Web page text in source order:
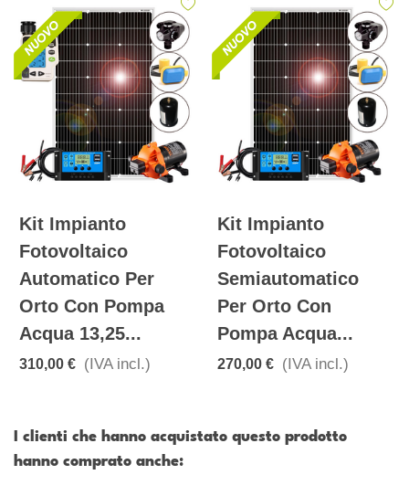
Kit Impianto
Fotovoltaico
Automatico Per
Orto Con Pompa
Acqua 13,25...
310,00 € (IVA incl.)
Kit Impianto
Fotovoltaico
Semiautomatico
Per Orto Con
Pompa Acqua...
270,00 € (IVA incl.)
I clienti che hanno acquistato questo prodotto
hanno comprato anche: